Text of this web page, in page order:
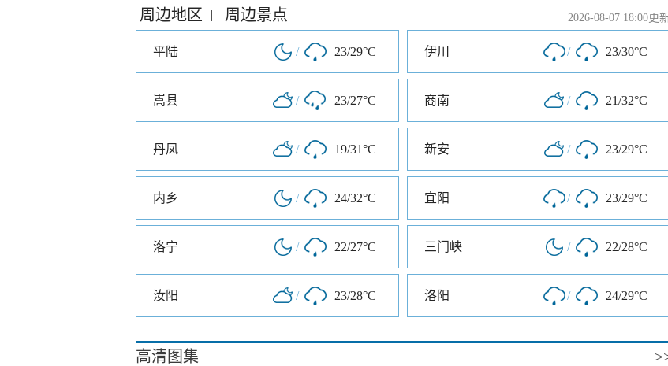
周边地区 | 周边景点 2026-08-07 18:00更
平陆 / 23/29°C 伊川 / 23/30°C
嵩县 / 23/27°C 商南 / 21/32°C
丹凤 / 19/31°C 新安 / 23/29°C
内乡 / 24/32°C 宜阳 / 23/29°C
洛宁 / 22/27°C 三门峡 / 22/28°C
汝阳 / 23/28°C 洛阳 / 24/29°C
高清图集